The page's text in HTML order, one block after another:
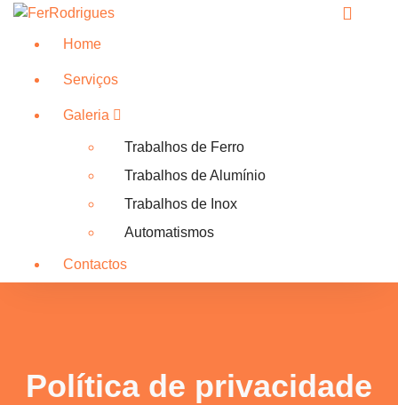
Home
Serviços
Galeria
Trabalhos de Ferro
Trabalhos de Alumínio
Trabalhos de Inox
Automatismos
Contactos
Política de privacidade